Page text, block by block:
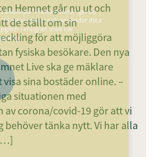
Hemnet går nu ut och
de ställt om sin
för att möjliggöra
fysiska besökare. Den nya
Live ska ge mäklare
visa sina bostäder online. –
situationen med
av corona/covid-19 gör att vi
behöver tänka nytt. Vi har alla
klicka på "Prenumerera" ger du
att vi sparar och använder dina
i enlighet med vår